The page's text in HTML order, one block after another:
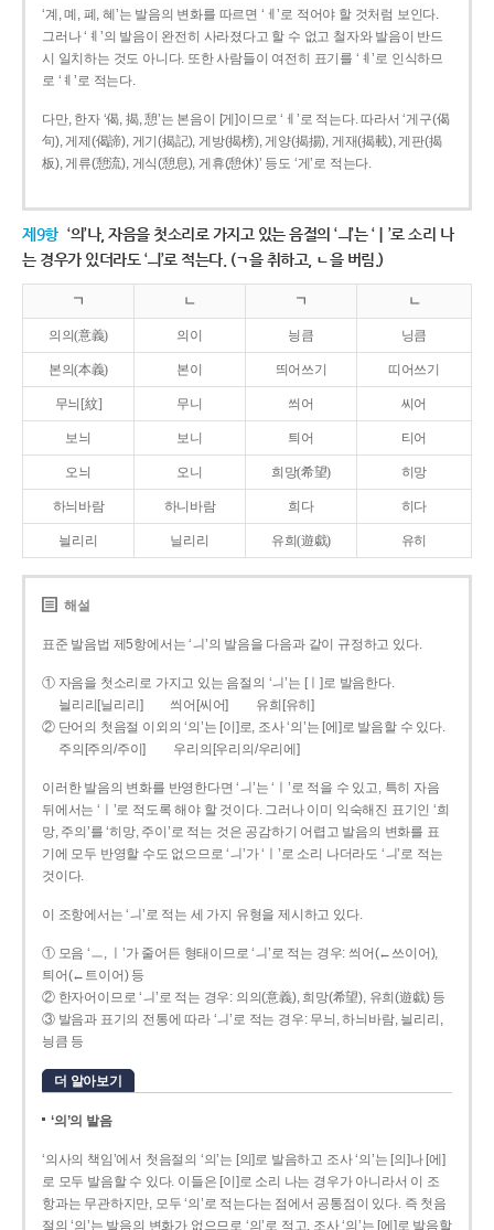
‘계, 몌, 폐, 혜’는 발음의 변화를 따르면 ‘ㅔ’로 적어야 할 것처럼 보인다.
그러나 ‘ㅖ’의 발음이 완전히 사라졌다고 할 수 없고 철자와 발음이 반드
시 일치하는 것도 아니다. 또한 사람들이 여전히 표기를 ‘ㅖ’로 인식하므
로 ‘ㅖ’로 적는다.
다만, 한자 ‘偈, 揭, 憩’는 본음이 [게]이므로 ‘ㅔ’로 적는다. 따라서 ‘게구(偈
句), 게제(偈諦), 게기(揭記), 게방(揭榜), 게양(揭揚), 게재(揭載), 게판(揭
板), 게류(憩流), 게식(憩息), 게휴(憩休)’ 등도 ‘게’로 적는다.
제9항 ‘의’나, 자음을 첫소리로 가지고 있는 음절의 ‘ㅢ’는 ‘ㅣ’로 소리 나
는 경우가 있더라도 ‘ㅢ’로 적는다. (ㄱ을 취하고, ㄴ을 버림.)
ㄱ ㄴ ㄱ ㄴ
의의(意義) 의이 닁큼 닝큼
본의(本義) 본이 띄어쓰기 띠어쓰기
무늬[紋] 무니 씌어 씨어
보늬 보니 틔어 티어
오늬 오니 희망(希望) 히망
하늬바람 하니바람 희다 히다
늴리리 닐리리 유희(遊戱) 유히
해설
표준 발음법 제5항에서는 ‘ㅢ’의 발음을 다음과 같이 규정하고 있다.
① 자음을 첫소리로 가지고 있는 음절의 ‘ㅢ’는 [ㅣ]로 발음한다.
늴리리[닐리리]
씌어[씨어]
유희[유히]
② 단어의 첫음절 이외의 ‘의’는 [이]로, 조사 ‘의’는 [에]로 발음할 수 있다.
주의[주의/주이]
우리의[우리의/우리에]
이러한 발음의 변화를 반영한다면 ‘ㅢ’는 ‘ㅣ’로 적을 수 있고, 특히 자음
뒤에서는 ‘ㅣ’로 적도록 해야 할 것이다. 그러나 이미 익숙해진 표기인 ‘희
망, 주의’를 ‘히망, 주이’로 적는 것은 공감하기 어렵고 발음의 변화를 표
기에 모두 반영할 수도 없으므로 ‘ㅢ’가 ‘ㅣ’로 소리 나더라도 ‘ㅢ’로 적는
것이다.
이 조항에서는 ‘ㅢ’로 적는 세 가지 유형을 제시하고 있다.
① 모음 ‘ㅡ, ㅣ’가 줄어든 형태이므로 ‘ㅢ’로 적는 경우: 씌어(←쓰이어),
틔어(←트이어) 등
② 한자어이므로 ‘ㅢ’로 적는 경우: 의의(意義), 희망(希望), 유희(遊戱) 등
③ 발음과 표기의 전통에 따라 ‘ㅢ’로 적는 경우: 무늬, 하늬바람, 늴리리,
닁큼 등
더 알아보기
‘의’의 발음
‘의사의 책임’에서 첫음절의 ‘의’는 [의]로 발음하고 조사 ‘의’는 [의]나 [에]
로 모두 발음할 수 있다. 이들은 [이]로 소리 나는 경우가 아니라서 이 조
항과는 무관하지만, 모두 ‘의’로 적는다는 점에서 공통점이 있다. 즉 첫음
절의 ‘의’는 발음의 변화가 없으므로 ‘의’로 적고, 조사 ‘의’는 [에]로 발음할